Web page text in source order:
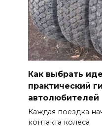
Как выбрать
практический
автолюбителей
Каждая поездка
контакта колеса